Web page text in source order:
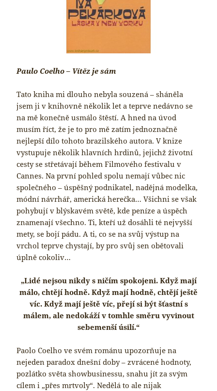
Paulo Coelho – Vítěz je sám
Tato kniha mi dlouho nebyla souzená – sháněla
jsem ji v knihovně několik let a teprve nedávno se
na mě konečně usmálo štěstí. A hned na úvod
musím říct, že je to pro mě zatím jednoznačně
nejlepší dílo tohoto brazilského autora. V knize
vystupuje několik hlavních hrdinů, jejichž životní
cesty se střetávají během Filmového festivalu v
Cannes. Na první pohled spolu nemají vůbec nic
společného – úspěšný podnikatel, nadějná modelka,
módní návrhář, americká herečka… Všichni se však
pohybují v blýskavém světě, kde peníze a úspěch
znamenají všechno. Ti, kteří už dosáhli té nejvyšší
mety, se bojí pádu. A ti, co se na svůj výstup na
vrchol teprve chystají, by pro svůj sen obětovali
úplně cokoliv…
„Lidé nejsou nikdy s ničím spokojeni. Když mají
málo, chtějí hodně. Když mají hodně, chtějí ještě
víc. Když mají ještě víc, přejí si být šťastní s
málem, ale nedokáží v tomhle směru vyvinout
sebemenší úsilí.“
Paolo Coelho ve svém románu upozorňuje na
nejeden paradox dnešní doby – zvrácené hodnoty,
pozlátko světa showbusinessu, snahu jít za svým
cílem i „přes mrtvoly“. Nedělá to ale nijak